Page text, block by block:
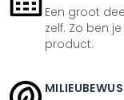
Een groot
zelf. Zo ben
product.